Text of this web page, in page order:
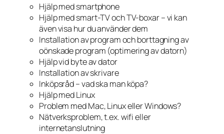
Hjälp med smartphone
Hjälp med smart-TV och TV-boxar – vi kan
även visa hur du använder dem
Installation av program och borttagning av
oönskade program (optimering av datorn)
Hjälp vid byte av dator
Installation av skrivare
Inköpsråd – vad ska man köpa?
Hjälp med Linux
Problem med Mac, Linux eller Windows?
Nätverksproblem, t.ex. wifi eller
internetanslutning